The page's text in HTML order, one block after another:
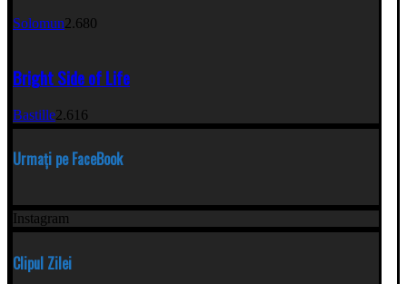
Solomun2.680
Bright Side of Life
Bastille2.616
Urmați pe FaceBook
Instagram
Clipul Zilei